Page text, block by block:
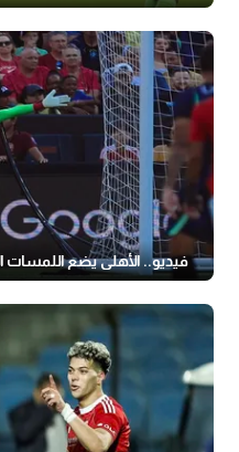
فيديو.. الأهلي يضع اللمسات